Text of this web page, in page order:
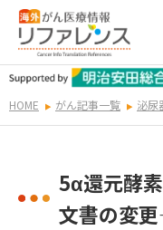
HOME がん記事一覧 泌尿
5α還元酵
文書の変